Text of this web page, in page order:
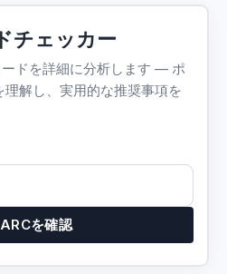
チェッカー
ドを詳細に分析します — ポ
理解し、実用的な推奨事項を
を確認